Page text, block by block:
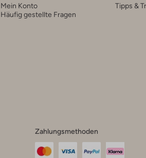
Mein Konto
Häufig gestellte Fragen
Tipps &
Zahlungsmethoden